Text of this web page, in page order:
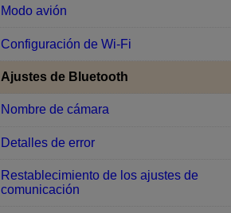
Modo avión
Configuración de Wi-Fi
Ajustes de Bluetooth
Nombre de cámara
Detalles de error
Restablecimiento de los ajustes de
comunicación